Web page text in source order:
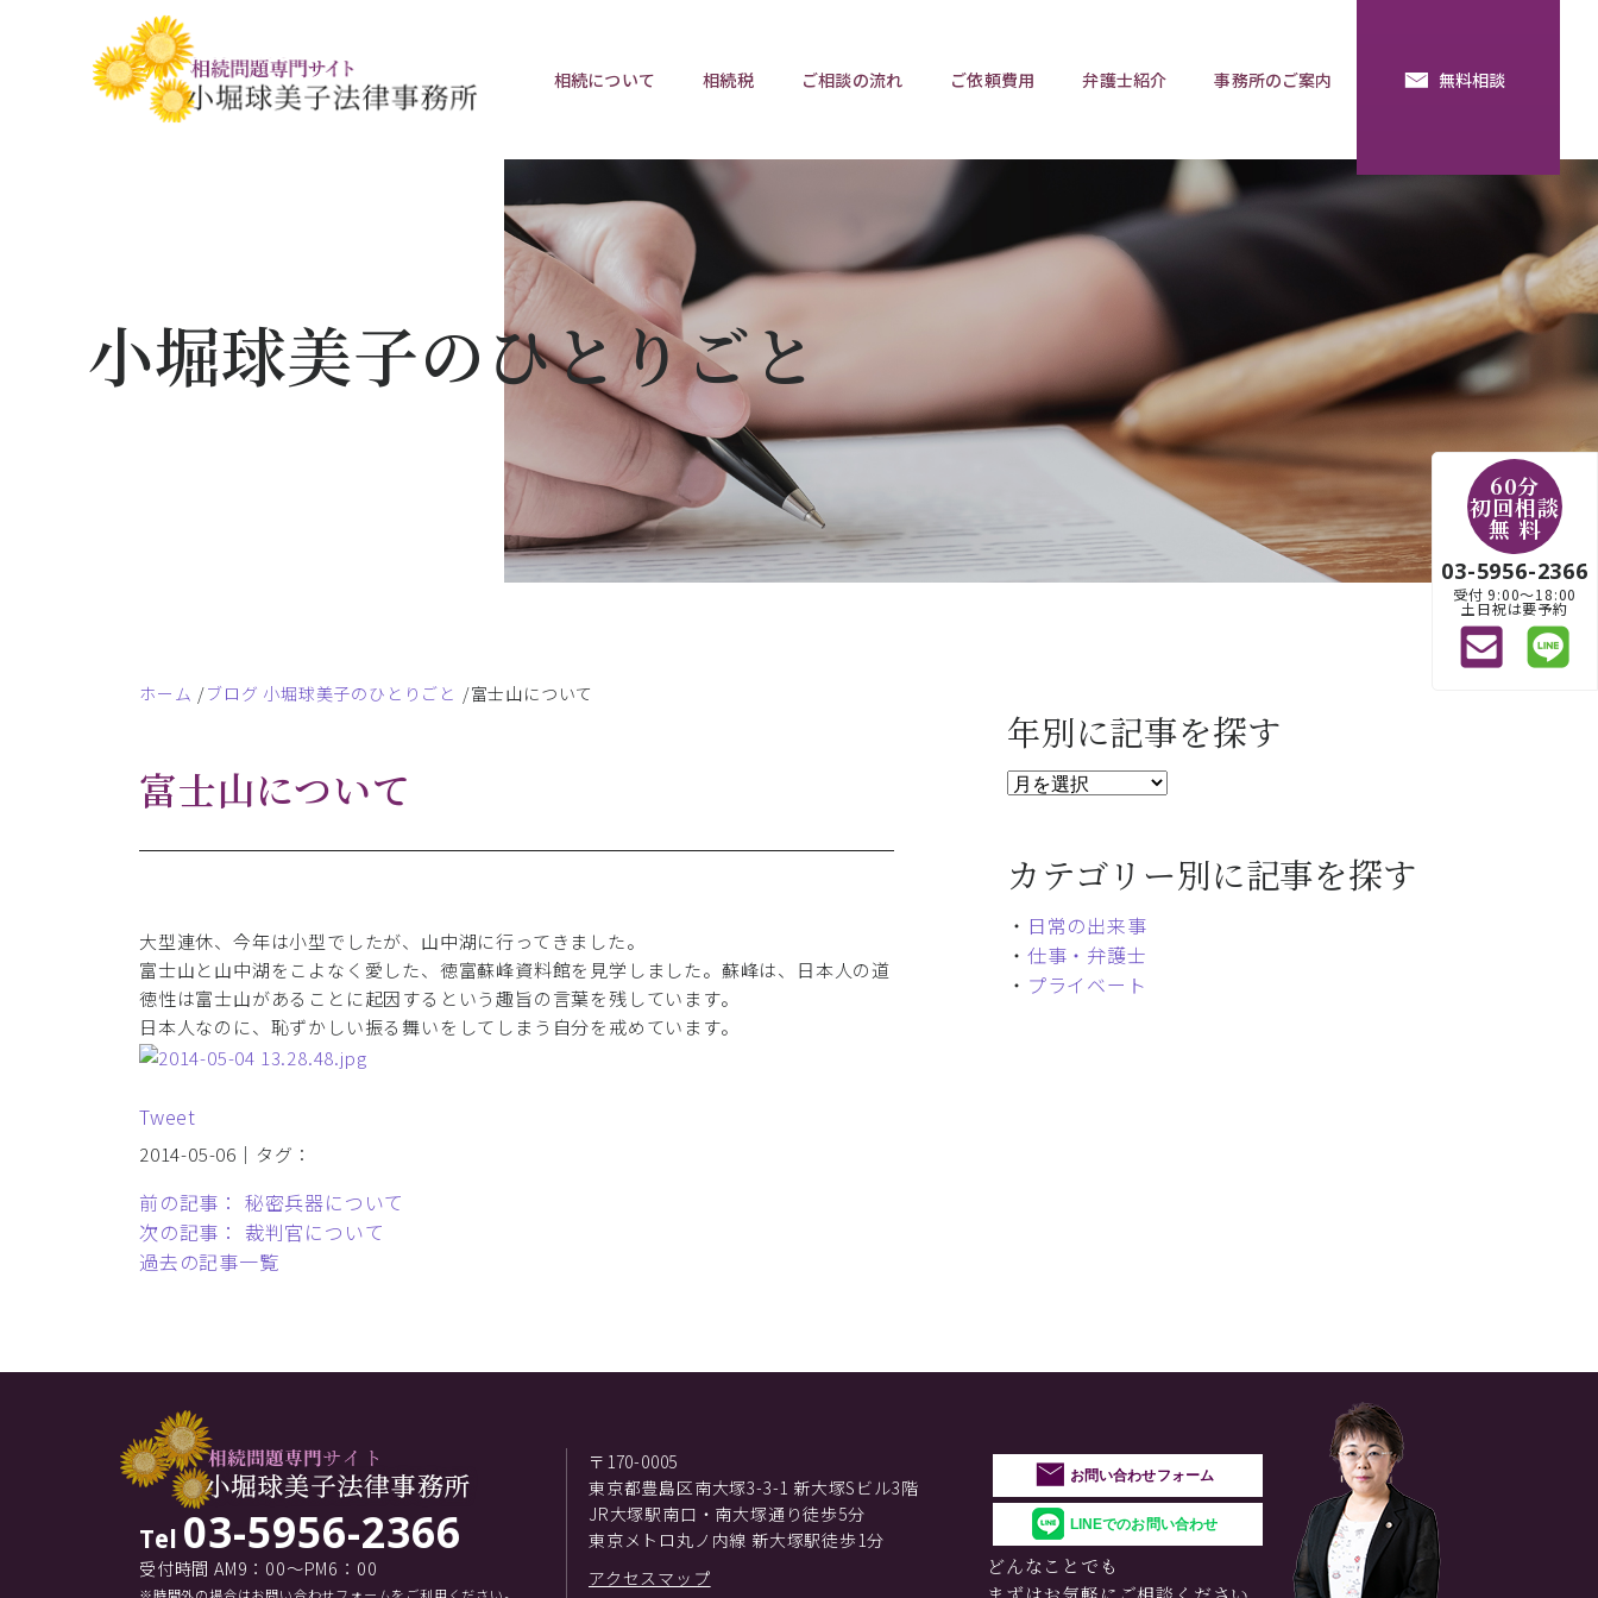
相続について
相続トラブルチェックリスト 預金の使い込み
相談関連書式ダウンロード 任意後見制度 遺産分割調停 相談用語集
相続税 ご相談の流れ ご依頼費用 弁護士紹介 事務所のご案内 無料相談
小堀球美子のひとりごと
ホーム ブログ 小堀球美子のひとりごと 富士山について
富士山について
大型連休、今年は小型でしたが、山中湖に行ってきました。
富士山と山中湖をこよなく愛した、徳富蘇峰資料館を見学しました。蘇峰は、日本人の道
徳性は富士山があることに起因するという趣旨の言葉を残しています。
日本人なのに、恥ずかしい振る舞いをしてしまう自分を戒めています。
Tweet
2014-05-06｜タグ：
前の記事： 秘密兵器について
次の記事： 裁判官について
過去の記事一覧
年別に記事を探す
カテゴリー別に記事を探す
・ 日常の出来事
・ 仕事・弁護士
・ プライベート
Tel 03-5956-2366
受付時間 AM9：00～PM6：00
〒170-0005
東京都豊島区南大塚3-3-1 新大塚Sビル3階
JR大塚駅南口・南大塚通り徒歩5分
東京メトロ丸ノ内線 新大塚駅徒歩1分
アクセスマップ
お問い合わせフォーム
LINEでのお問い合わせ
どんなことでも
60分
初回相談
無 料
03-5956-2366
受付 9:00〜18:00
土日祝は要予約